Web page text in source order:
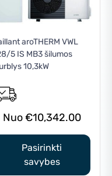
aroTHERM VWL
5 IS MB3 šilumos
10,3kW
€10,342.00
Pasirinkti
savybes
This
product
has
The
options
be
chosen